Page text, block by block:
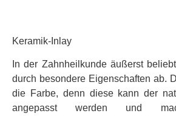
Keramik-Inlay
In der Zahnheilkunde äußerst
durch besondere Eigenschaften ab.
die Farbe, denn diese kann der
angepasst werden und